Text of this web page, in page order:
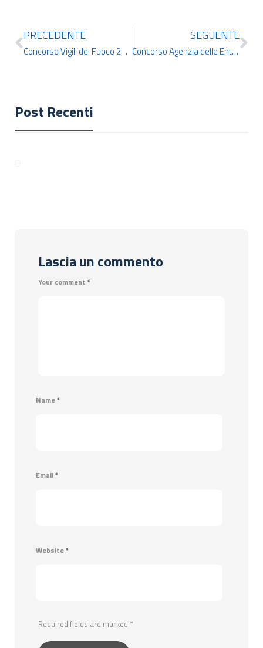
PRECEDENTE
Concorso Vigili del Fuoco 2021: bando per 128 ispettori logistico-gestionali
SEGUENTE
Concorso Agenzia delle Entrate 2021: bando per 2420 posti
Post Recenti
Lascia un commento
Your comment *
Name*
Email*
Website*
Required fields are marked *